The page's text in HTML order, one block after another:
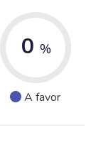
0 %
A favor